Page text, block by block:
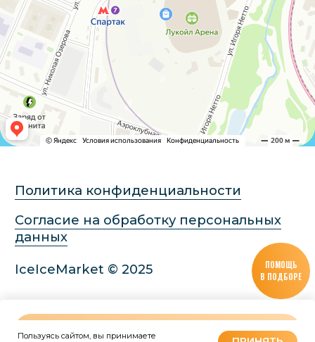
В КОРЗИНУ
Пользуясь сайтом, вы принимаете
ПОМОЩЬ
В ПОДБОРЕ
Made on